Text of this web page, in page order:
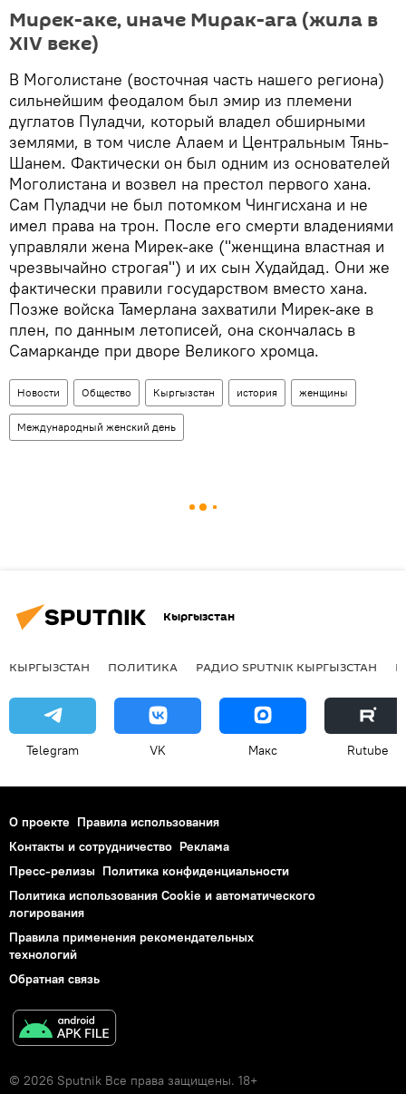
Мирек-аке, иначе Мирак-ага (жила в
XIV веке)
В Моголистане (восточная часть нашего региона)
сильнейшим феодалом был эмир из племени
дуглатов Пуладчи, который владел обширными
землями, в том числе Алаем и Центральным Тянь-
Шанем. Фактически он был одним из основателей
Моголистана и возвел на престол первого хана.
Сам Пуладчи не был потомком Чингисхана и не
имел права на трон. После его смерти владениями
управляли жена Мирек-аке ("женщина властная и
чрезвычайно строгая") и их сын Худайдад. Они же
фактически правили государством вместо хана.
Позже войска Тамерлана захватили Мирек-аке в
плен, по данным летописей, она скончалась в
Самарканде при дворе Великого хромца.
Новости Общество Кыргызстан история женщины
Международный женский день
Кыргызстан
КЫРГЫЗСТАН ПОЛИТИКА РАДИО SPUTNIK КЫРГЫЗСТАН
Telegram VK Макс Rutube
О проекте Правила использования
Контакты и сотрудничество Реклама
Пресс-релизы Политика конфиденциальности
Политика использования Cookie и автоматического
логирования
Правила применения рекомендательных
технологий
Обратная связь
© 2026 Sputnik Все права защищены. 18+